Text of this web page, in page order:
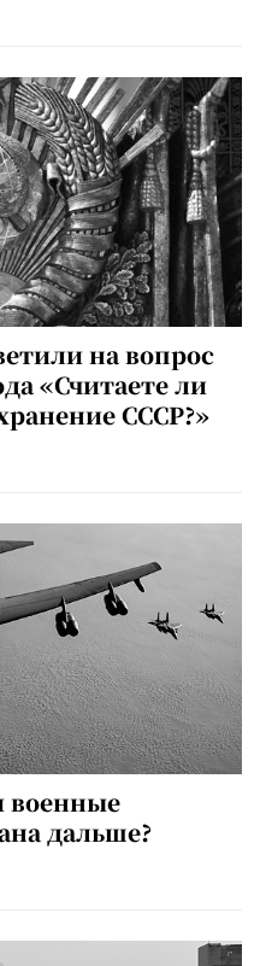
на вопрос
«Считаете ли
СССР?»
военные
дальше?